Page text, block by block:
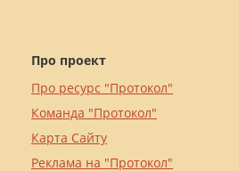
Про проект
Про ресурс "Протокол"
Команда "Протокол"
Карта Сайту
Реклама на "Протокол"